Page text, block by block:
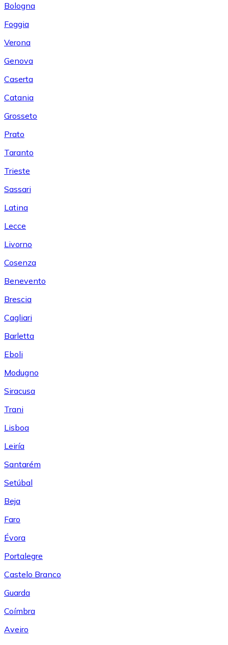
Bologna
Foggia
Verona
Genova
Caserta
Catania
Grosseto
Prato
Taranto
Trieste
Sassari
Latina
Lecce
Livorno
Cosenza
Benevento
Brescia
Cagliari
Barletta
Eboli
Modugno
Siracusa
Trani
Lisboa
Leiría
Santarém
Setúbal
Beja
Faro
Évora
Portalegre
Castelo Branco
Guarda
Coímbra
Aveiro